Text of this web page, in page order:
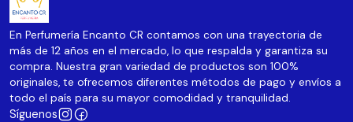
En Perfumería Encanto CR contamos con una trayectoria de
más de 12 años en el mercado, lo que respalda y garantiza su
compra. Nuestra gran variedad de productos son 100%
originales, te ofrecemos diferentes métodos de pago y envíos a
todo el país para su mayor comodidad y tranquilidad.
Síguenos